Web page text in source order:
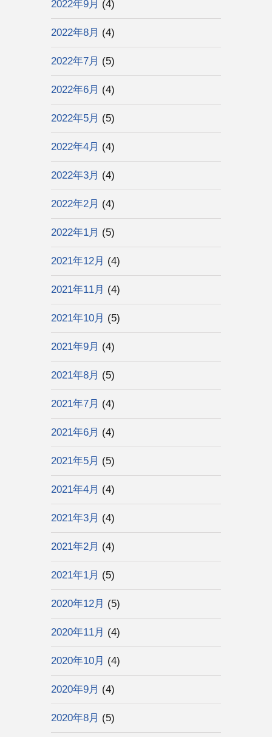
2022年9月 (4)
2022年8月 (4)
2022年7月 (5)
2022年6月 (4)
2022年5月 (5)
2022年4月 (4)
2022年3月 (4)
2022年2月 (4)
2022年1月 (5)
2021年12月 (4)
2021年11月 (4)
2021年10月 (5)
2021年9月 (4)
2021年8月 (5)
2021年7月 (4)
2021年6月 (4)
2021年5月 (5)
2021年4月 (4)
2021年3月 (4)
2021年2月 (4)
2021年1月 (5)
2020年12月 (5)
2020年11月 (4)
2020年10月 (4)
2020年9月 (4)
2020年8月 (5)